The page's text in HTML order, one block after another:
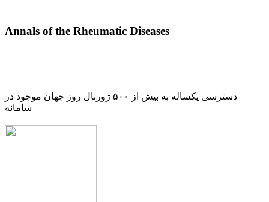
Annals of the Rheumatic Diseases
دسترسی یکساله به بیش از ۵۰۰ ژورنال روز جهان موجود در
سامانه